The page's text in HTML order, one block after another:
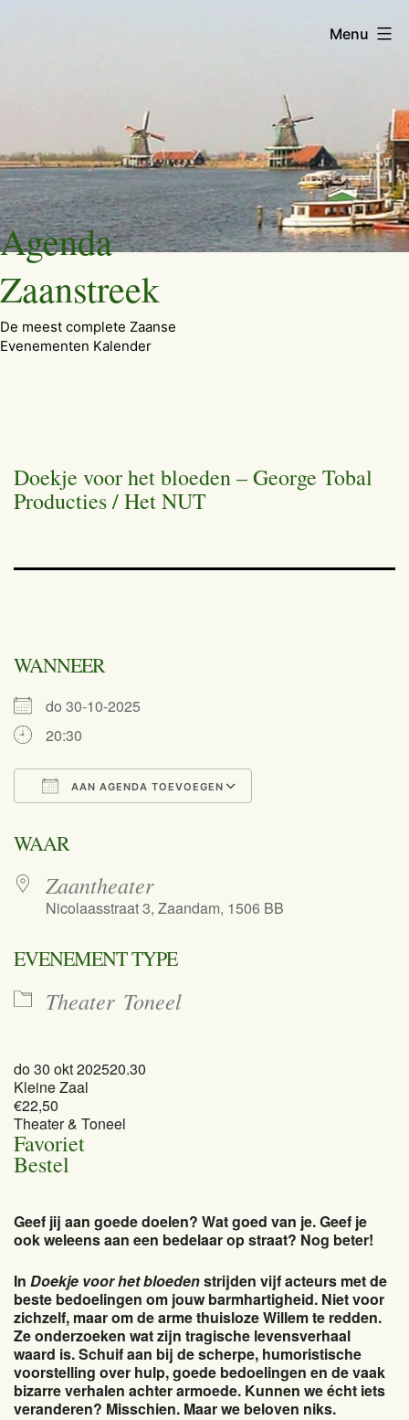
Ga
naar
de
inhoud
Agenda
Zaanstreek
De meest complete Zaanse
Evenementen Kalender
Menu
Doekje voor het bloeden – George Tobal
Producties / Het NUT
WANNEER
do 30-10-2025
20:30
AAN AGENDA TOEVOEGEN
WAAR
Zaantheater
Nicolaasstraat 3, Zaandam, 1506 BB
EVENEMENT TYPE
Theater Toneel
do 30 okt 202520.30
Kleine Zaal
€22,50
Theater & Toneel
Favoriet
Bestel
Geef jij aan goede doelen? Wat goed van je. Geef je
ook weleens aan een bedelaar op straat? Nog beter!
In Doekje voor het bloedenstrijden vijf acteurs met de
beste bedoelingen om jouw barmhartigheid. Niet voor
zichzelf, maar om de arme thuisloze Willem te redden.
Ze onderzoeken wat zijn tragische levensverhaal
waard is. Schuif aan bij de scherpe, humoristische
voorstelling over hulp, goede bedoelingen en de vaak
bizarre verhalen achter armoede. Kunnen we écht iets
veranderen? Misschien. Maar we beloven niks.